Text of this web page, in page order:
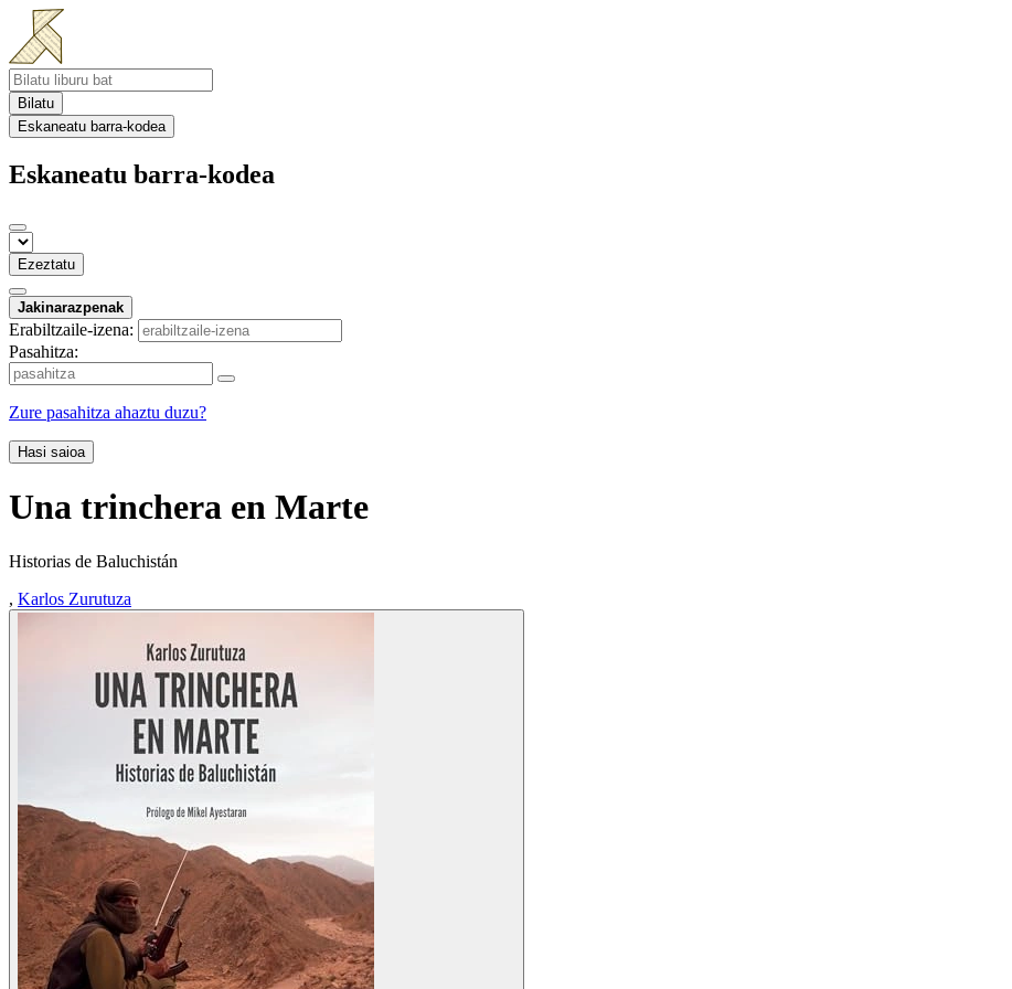
Bilatu
Eskaneatu barra-kodea
Eskaneatu barra-kodea
Ezeztatu
Jakinarazpenak
Erabiltzaile-izena:
Pasahitza:
Zure pasahitza ahaztu duzu?
Hasi saioa
Una trinchera en Marte
Historias de Baluchistán
, Karlos Zurutuza